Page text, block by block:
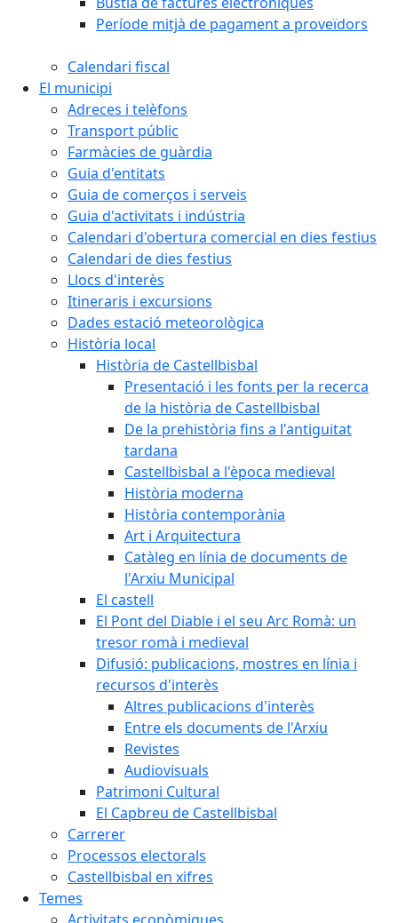
Període mitjà de pagament a proveïdors
Calendari fiscal
El municipi
Adreces i telèfons
Transport públic
Farmàcies de guàrdia
Guia d'entitats
Guia de comerços i serveis
Guia d'activitats i indústria
Calendari d'obertura comercial en dies festius
Calendari de dies festius
Llocs d'interès
Itineraris i excursions
Dades estació meteorològica
Història local
Història de Castellbisbal
Presentació i les fonts per la recerca
de la història de Castellbisbal
De la prehistòria fins a l'antiguitat
tardana
Castellbisbal a l'època medieval
Història moderna
Història contemporània
Art i Arquitectura
Catàleg en línia de documents de
l'Arxiu Municipal
El castell
El Pont del Diable i el seu Arc Romà: un
tresor romà i medieval
Difusió: publicacions, mostres en línia i
recursos d'interès
Altres publicacions d'interès
Entre els documents de l'Arxiu
Revistes
Audiovisuals
Patrimoni Cultural
El Capbreu de Castellbisbal
Carrerer
Processos electorals
Castellbisbal en xifres
Temes